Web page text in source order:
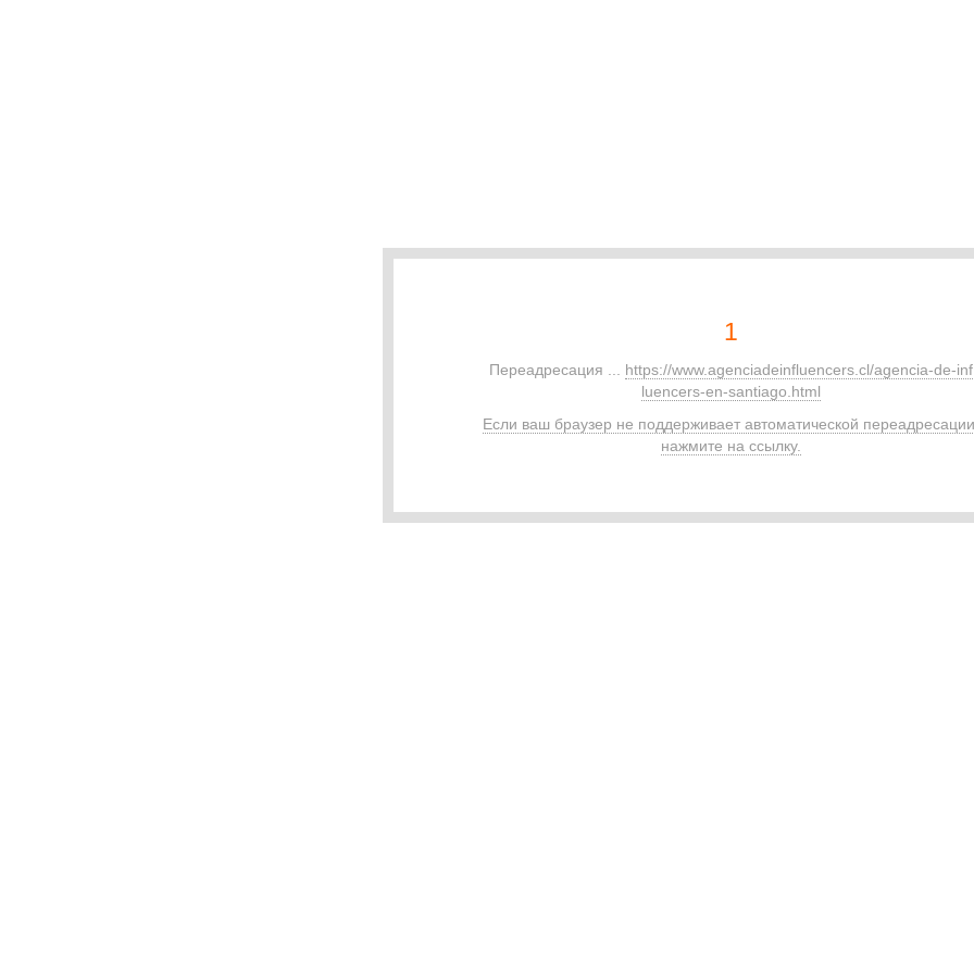
1
Переадресация ... https://www.agenciadeinfluencers.cl/agencia-de-inf
luencers-en-santiago.html
Если ваш браузер не поддерживает автоматической
нажмите на ссылку.